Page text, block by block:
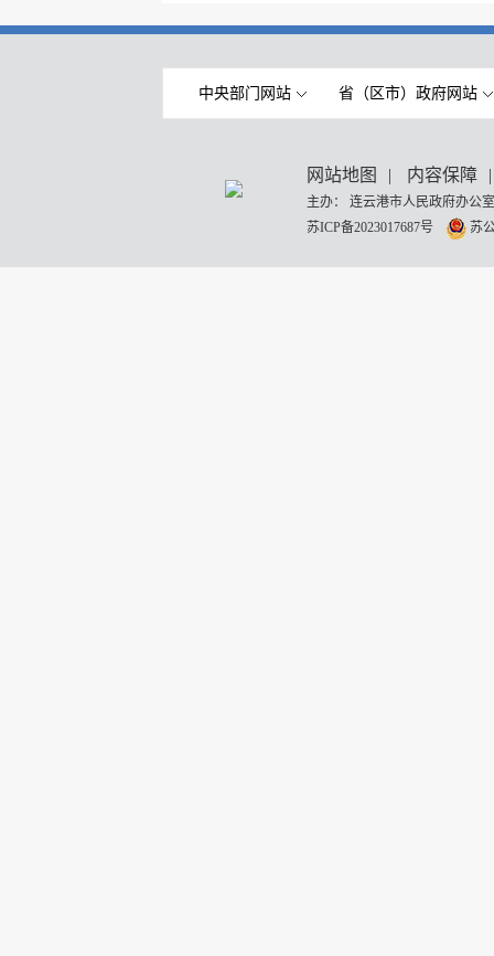
中央部门网站 省（区市）政府网站
网站地图 | 内容保障 |
主办： 连云港市人民政府办
苏ICP备2023017687号
苏